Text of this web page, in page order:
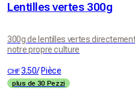
Lentilles vertes 300g
300g de lentilles vertes
notre propre culture
CHF3.50/ Pièce
plus de 30 Pezzi